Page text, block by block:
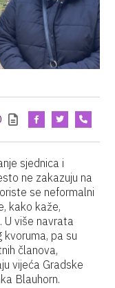
sjednica i
ne zakazuju na
se neformalni
kako kaže,
U više navrata
pa su
članova,
vijeća Gradske
Blauhorn.